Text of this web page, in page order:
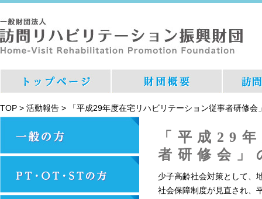
TOP > 活動報告 > 「平成29年度在宅リハビリテーション従事者研修会
「平成29
者研修会
少子高齢社会対策として、
社会保障制度が見直され、